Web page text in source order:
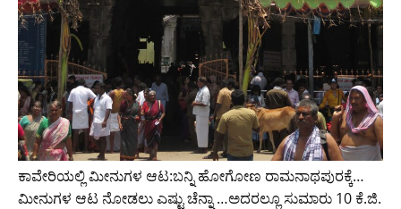
ಕಾವೇರಿಯಲ್ಲಿ ಮೀನುಗಳ ಆಟ:ಬನ್ನಿ ಹೋಗೋಣ ರಾಮನಾಥಪುರಕ್ಕೆ…
ಮೀನುಗಳ ಆಟ ನೋಡಲು ಎಷ್ಟು ಚೆನ್ನಾ …ಅದರಲ್ಲೂ ಸುಮಾರು 10 ಕೆ.ಜಿ.